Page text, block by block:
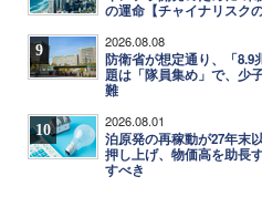
の運命【チャイナリスクの
9 2026.08.08
防衛省が想定通り、「
題は「隊員集め」で、少
難
10 2026.08.01
泊原発の再稼動が27年末
押し上げ、物価高を助長
すべき